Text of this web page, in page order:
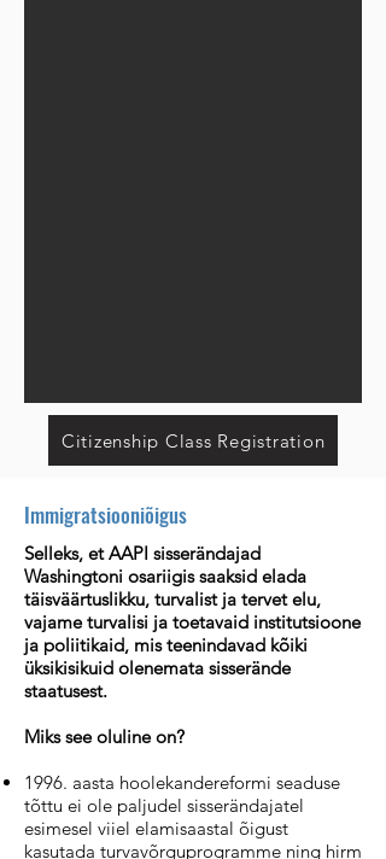
Citizenship Class Registration
Immigratsiooniõigus
Selleks, et AAPI sisserändajad
Washingtoni osariigis saaksid elada
täisväärtuslikku, turvalist ja tervet elu,
vajame turvalisi ja toetavaid institutsioone
ja poliitikaid, mis teenindavad kõiki
üksikisikuid olenemata sisserände
staatusest.
Miks see oluline on?
1996. aasta hoolekandereformi seaduse
tõttu ei ole paljudel sisserändajatel
esimesel viiel elamisaastal õigust
kasutada turvavõrguprogramme ning hirm